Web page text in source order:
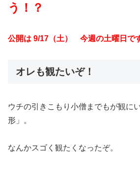
う！？
公開は 9/17 （土） 今週の土曜日で
オレも観たいぞ！
ウチの引きこもり小僧までもが観
形」。
なんかスゴく観たくなったぞ。